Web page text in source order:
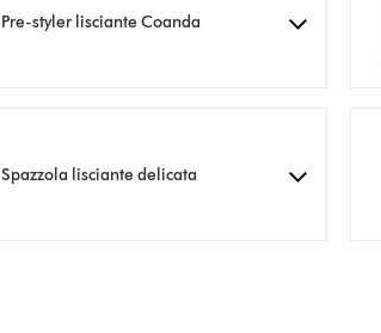
Pre-styler lisciante Coanda
Spazzola lisciante delicata